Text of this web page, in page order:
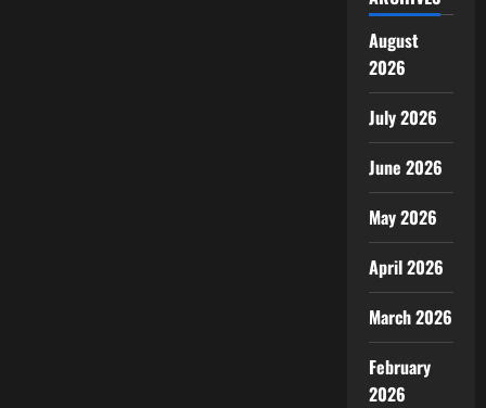
August
2026
July 2026
June 2026
May 2026
April 2026
March 2026
February
2026